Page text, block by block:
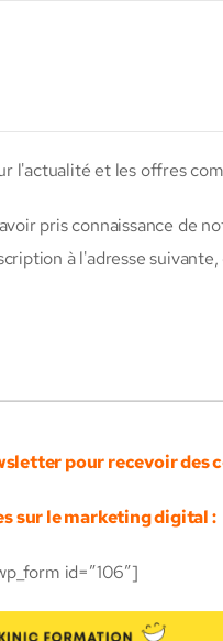
l'actualité et les offres
pris connaissance de
à l'adresse suivante,
pour recevoir des
sur le marketing digital :
id=”106″]